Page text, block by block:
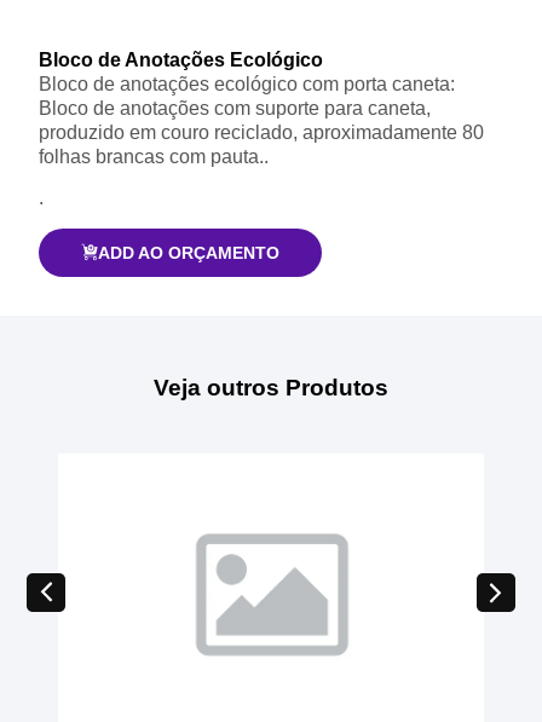
Bloco de Anotações Ecológico
Bloco de anotações ecológico com porta caneta:
Bloco de anotações com suporte para caneta,
produzido em couro reciclado, aproximadamente 80
folhas brancas com pauta..
.
ADD AO ORÇAMENTO
Veja outros Produtos